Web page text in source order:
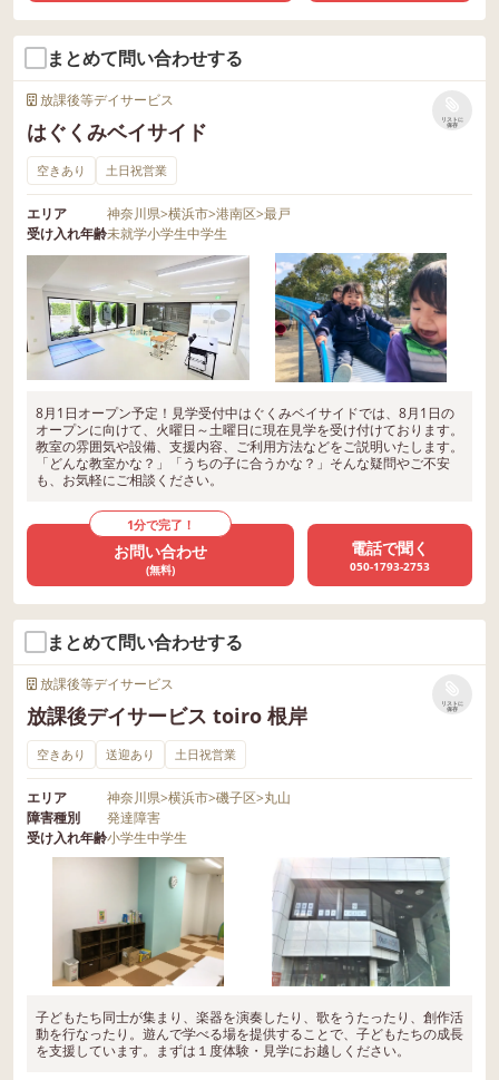
まとめて問い合わせする
放課後等デイサービス
はぐくみベイサイド
リストに
保存
空きあり 土日祝営業
エリア 神奈川県>横浜市>港南区>最戸
受け入れ年齢未就学小学生中学生
8月1日オープン予定！見学受付中はぐくみベイサイドでは、8月1日の
オープンに向けて、火曜日～土曜日に現在見学を受け付けております。
教室の雰囲気や設備、支援内容、ご利用方法などをご説明いたします。
「どんな教室かな？」「うちの子に合うかな？」そんな疑問やご不安
も、お気軽にご相談ください。
1分で完了！
お問い合わせ
(無料)
電話で聞く
050-1793-2753
まとめて問い合わせする
放課後等デイサービス
放課後デイサービス toiro 根岸
リストに
保存
空きあり 送迎あり 土日祝営業
エリア 神奈川県>横浜市>磯子区>丸山
障害種別
発達障害
受け入れ年齢小学生中学生
子どもたち同士が集まり、楽器を演奏したり、歌をうたったり、創作活
動を行なったり。遊んで学べる場を提供することで、子どもたちの成長
を支援しています。まずは１度体験・見学にお越しください。